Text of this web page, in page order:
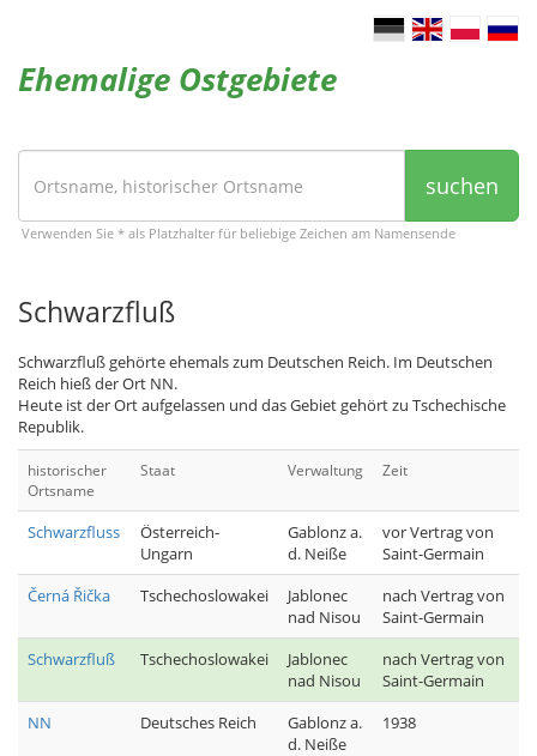
Ehemalige Ostgebiete
suchen
Verwenden Sie * als Platzhalter für beliebige Zeichen am Namensende
Schwarzfluß
Schwarzfluß gehörte ehemals zum Deutschen Reich. Im Deutschen
Reich hieß der Ort NN.
Heute ist der Ort aufgelassen und das Gebiet gehört zu Tschechische
Republik.
historischer
Ortsname
Staat Verwaltung Zeit
Schwarzfluss
Österreich-
Ungarn
Gablonz a.
d. Neiße
vor Vertrag von
Saint-Germain
Černá Řička
Tschechoslowakei
Jablonec
nad Nisou
nach Vertrag von
Saint-Germain
Schwarzfluß
Tschechoslowakei
Jablonec
nad Nisou
nach Vertrag von
Saint-Germain
NN
Deutsches Reich
Gablonz a.
d. Neiße
1938